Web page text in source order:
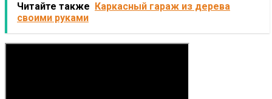
Читайте также Каркасный гараж из дерева
своими руками